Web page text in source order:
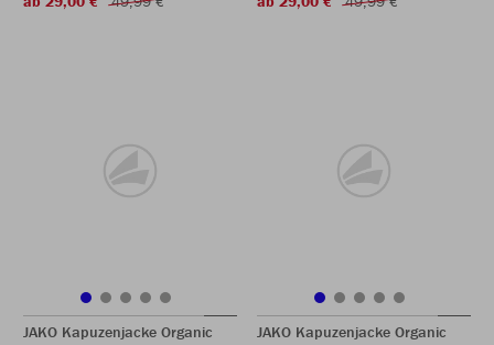
JAKO Kapuzenjacke Organic
JAKO Kapuzenjacke Organic